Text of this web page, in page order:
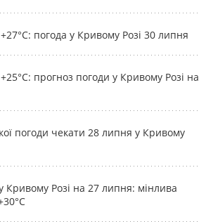
погода у Кривому Розі 30 липня
прогноз погоди у Кривому Розі на
погоди чекати 28 липня у Кривому
Кривому Розі на 27 липня: мінлива